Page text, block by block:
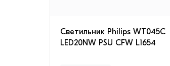
Cветильник Philips WT045C
LED20NW PSU CFW L1654